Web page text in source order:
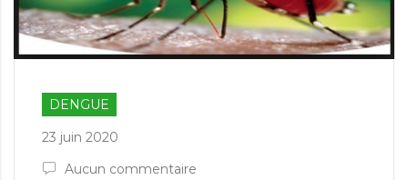
DENGUE
23 juin 2020
Aucun commentaire